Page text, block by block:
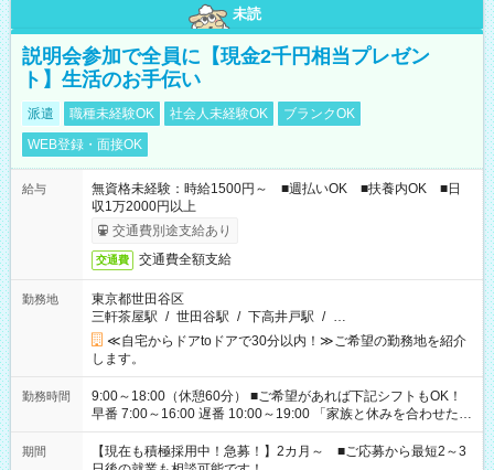
未読
説明会参加で全員に【現金2千円相当プレゼン
ト】生活のお手伝い
派遣 職種未経験OK 社会人未経験OK
ブランクOK
WEB登録・面接OK
給与
無資格未経験：時給1500円～ ■週払いOK ■扶養内OK ■日
収1万2000円以上
交通費別途支給あり
交通費 交通費全額支給
勤務地
東京都世田谷区
三軒茶屋駅 / 世田谷駅 / 下高井戸駅 / …
≪自宅からドアtoドアで30分以内！≫ご希望の勤務地を紹介
します。
勤務時間
9:00～18:00（休憩60分） ■ご希望があれば下記シフトもOK！
早番 7:00～16:00 遅番 10:00～19:00 「家族と休みを合わせた
い」 「余裕を持って夕飯の準備がしたい」 「できれば残業はし
たくない」 など、ご希望を教えてくださいね。 ※Wワーク希望
の方へ 今ご覧のお仕事で希望する勤務時間と、もう1つのお仕事
期間
【現在も積極採用中！急募！】2カ月～ ■ご応募から最短2～3